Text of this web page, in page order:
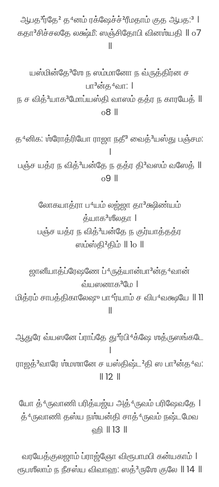
ஆபத³ர்தே² த⁴னம் ரக்ஷேச்ச்²ரீமதாம் குத ஆபத:³ ।
கதா³சிச்சலதே லக்ஷ்மீ: ஸஞ்சிதோபி வினஶ்யதி ॥ ௦7
॥
யஸ்மின்தே³ஶே ந ஸம்மானோ ந வ்ருத்திர்ன ச
பா³ன்த⁴வா: ।
ந ச வித்³யாக³மோப்யஸ்தி வாஸம் தத்ர ந காரயேத் ॥
௦8 ॥
த⁴னிக: ஶ்ரோத்ரியோ ராஜா நதீ³ வைத்³யஸ்து பஞ்சம:
।
பஞ்ச யத்ர ந வித்³யன்தே ந தத்ர தி³வஸம் வஸேத் ॥
௦9 ॥
லோகயாத்ரா ப⁴யம் லஜ்ஜா தா³க்ஷிண்யம்
த்யாக³ஶீலதா ।
பஞ்ச யத்ர ந வித்³யன்தே ந குர்யாத்தத்ர
ஸம்ஸ்தி²திம் ॥ 1௦ ॥
ஜானீயாத்ப்ரேஷணே ப்⁴ருத்யான்பா³ன்த⁴வான்
வ்யஸனாக³மே ।
மித்ரம் சாபத்திகாலேஷு பா⁴ர்யாம் ச விப⁴வக்ஷயே ॥ 11
॥
ஆதுரே வ்யஸனே ப்ராப்தே து³ர்பி⁴க்ஷே ஶத்ருஸங்கடே
।
ராஜத்³வாரே ஶ்மஶானே ச யஸ்திஷ்ட²தி ஸ பா³ன்த⁴வ:
॥ 12 ॥
யோ த்⁴ருவாணி பரித்யஜ்ய அத்⁴ருவம் பரிஷேவதே ।
த்⁴ருவாணி தஸ்ய நஶ்யன்தி சாத்⁴ருவம் நஷ்டமேவ
ஹி ॥ 13 ॥
வரயேத்குலஜாம் ப்ராஜ்ஞோ விரூபாமபி கன்யகாம் ।
ரூபஶீலாம் ந நீசஸ்ய விவாஹ: ஸத்³ருஶே குலே ॥ 14 ॥